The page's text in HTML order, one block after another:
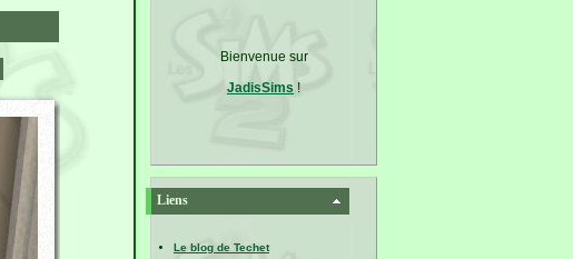
Bienvenue sur
JadisSims !
Liens
Le blog de Techet